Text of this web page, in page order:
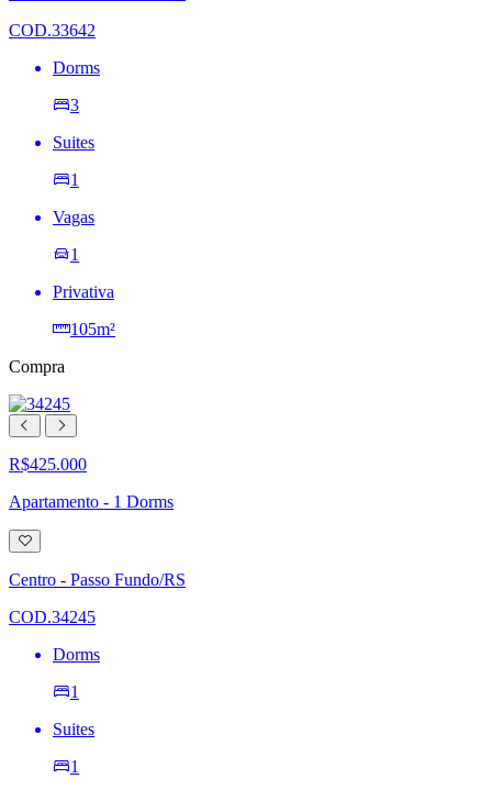
COD.33642
Dorms
3
Suites
1
Vagas
1
Privativa
105m²
Compra
R$425.000
Apartamento - 1 Dorms
Adicionar
à
lista
de
Centro - Passo Fundo/RS
COD.34245
Dorms
1
Suites
1